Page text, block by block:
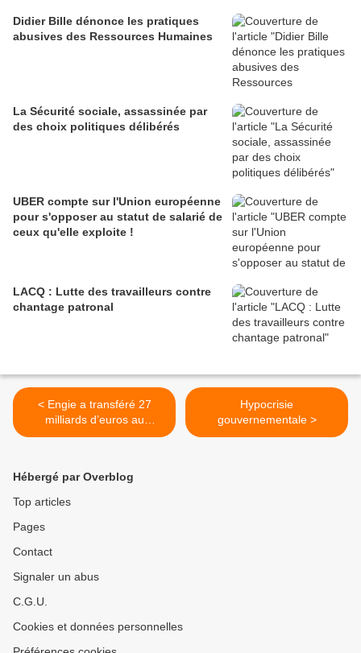
Didier Bille dénonce les pratiques
abusives des Ressources Humaines
La Sécurité sociale, assassinée par
des choix politiques délibérés
UBER compte sur l'Union européenne
pour s'opposer au statut de salarié de
ceux qu'elle exploite !
LACQ : Lutte des travailleurs contre
chantage patronal
< Engie a transféré 27
milliards d’euros au
Luxembourg pour réduire
Hypocrisie
gouvernementale >
Hébergé par Overblog
Top articles
Pages
Contact
Signaler un abus
C.G.U.
Cookies et données personnelles